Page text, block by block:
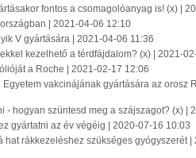
fontos a csomagolóanyag is! (x) |
| 2021-04-06 12:10
V gyártására | 2021-04-06 11:36
kezelhető a térdfájdalom? (x) | 2021-
a Roche | 2021-02-17 12:06
vakcinájának gyártására az orosz
- hogyan szüntesd meg a szájszagot? (x) |
gyártatni az év végéig | 2020-07-16 10:03
hat rákkezeléshez szükséges gyógyszerét